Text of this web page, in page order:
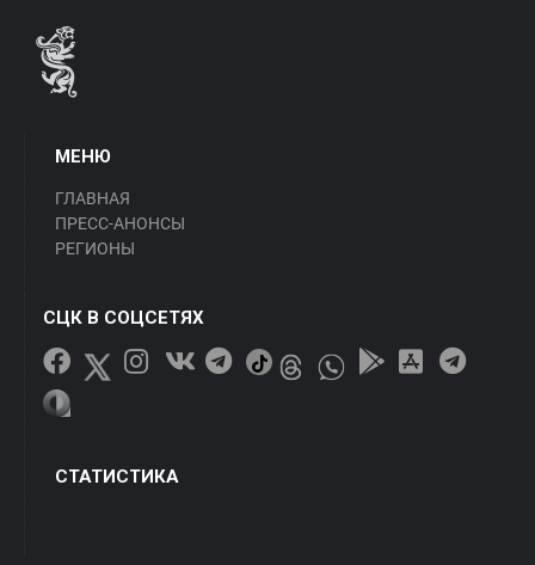
МЕНЮ
ГЛАВНАЯ
ПРЕСС-АНОНСЫ
РЕГИОНЫ
СЦК В СОЦСЕТЯХ
СТАТИСТИКА